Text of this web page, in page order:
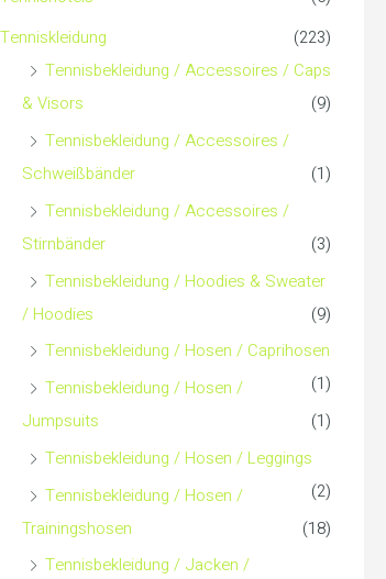
c
Tenniskleidung
(223)
Tennisbekleidung / Accessoires / Caps
& Visors
(9)
Tennisbekleidung / Accessoires /
Schweißbänder
(1)
Tennisbekleidung / Accessoires /
Stirnbänder
(3)
Tennisbekleidung / Hoodies & Sweater
/ Hoodies
(9)
Tennisbekleidung / Hosen / Caprihosen
(1)
Tennisbekleidung / Hosen /
Jumpsuits
(1)
Tennisbekleidung / Hosen / Leggings
(2)
Tennisbekleidung / Hosen /
Trainingshosen
(18)
Tennisbekleidung / Jacken /